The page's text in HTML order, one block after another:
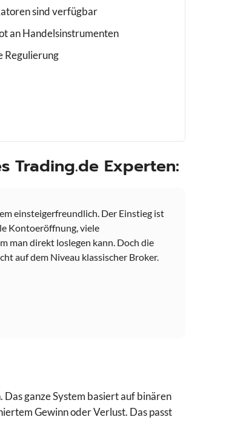
sind verfügbar
an Handelsinstrumenten
Regulierung
Trading.de Experten:
einsteigerfreundlich. Der Einstieg ist
Kontoeröffnung, viele
man direkt loslegen kann. Doch die
auf dem Niveau klassischer Broker.
ganze System basiert auf binären
Gewinn oder Verlust. Das passt